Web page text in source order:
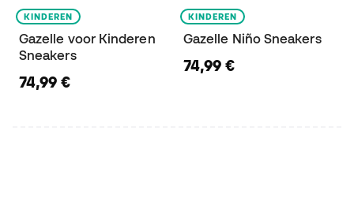
KINDEREN
Gazelle voor Kinderen
Sneakers
74,99 €
KINDEREN
Gazelle Niño Sneakers
74,99 €